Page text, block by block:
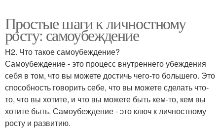
Простые шаги к личностному
росту: самоубеждение
H2. Что такое самоубеждение?
Самоубеждение - это процесс внутреннего убеждения
себя в том, что вы можете достичь чего-то большего. Это
способность говорить себе, что вы можете сделать что-
то, что вы хотите, и что вы можете быть кем-то, кем вы
хотите быть. Самоубеждение - это ключ к личностному
росту и развитию.